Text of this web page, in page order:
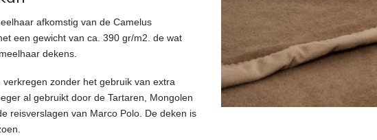
afkomstig van de Camelus
een gewicht van ca. 390 gr/m2. de wat
dekens.
zonder het gebruik van extra
al gebruikt door de Tartaren, Mongolen
reisverslagen van Marco Polo. De deken is